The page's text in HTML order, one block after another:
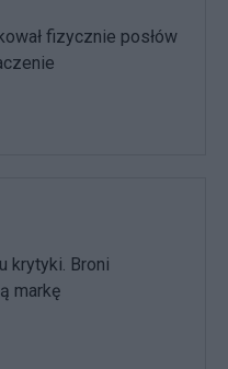
fizycznie posłów
krytyki. Broni
markę